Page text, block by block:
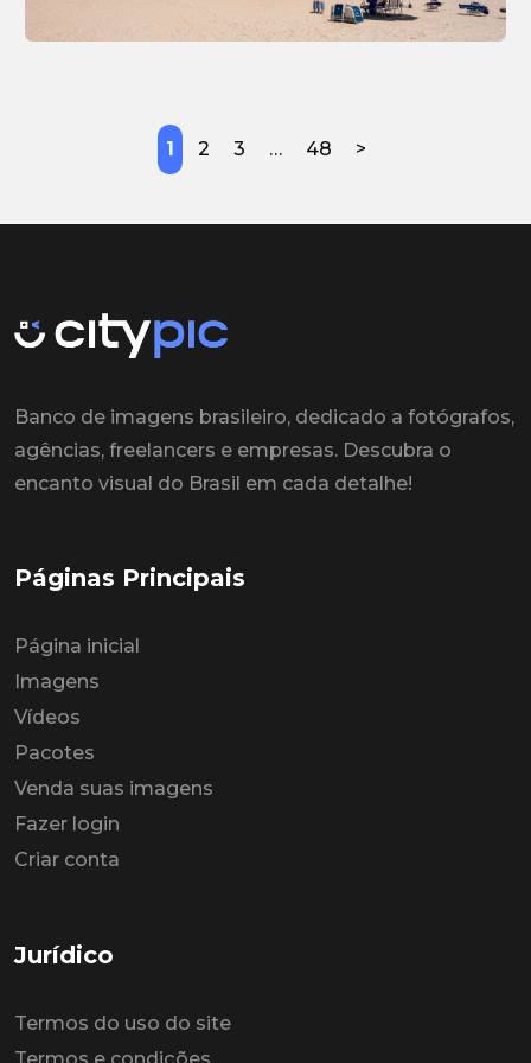
1 2 3 … 48 >
Banco de imagens brasileiro, dedicado a fotógrafos,
agências, freelancers e empresas. Descubra o
encanto visual do Brasil em cada detalhe!
Páginas Principais
Página inicial
Imagens
Vídeos
Pacotes
Venda suas imagens
Fazer login
Criar conta
Jurídico
Termos do uso do site